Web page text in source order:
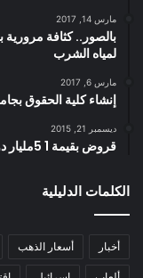
مارس 14, 2017
بالصور.. كثافة
لمياه الشرب
مارس 6, 2017
إنشاء كلية الحقوق
ديسمبر 21, 2015
قروض بقيمة 1 5مليار دولار لتنمية سيناء
الكلمات الدليلية
أخبار أسعار الذهب